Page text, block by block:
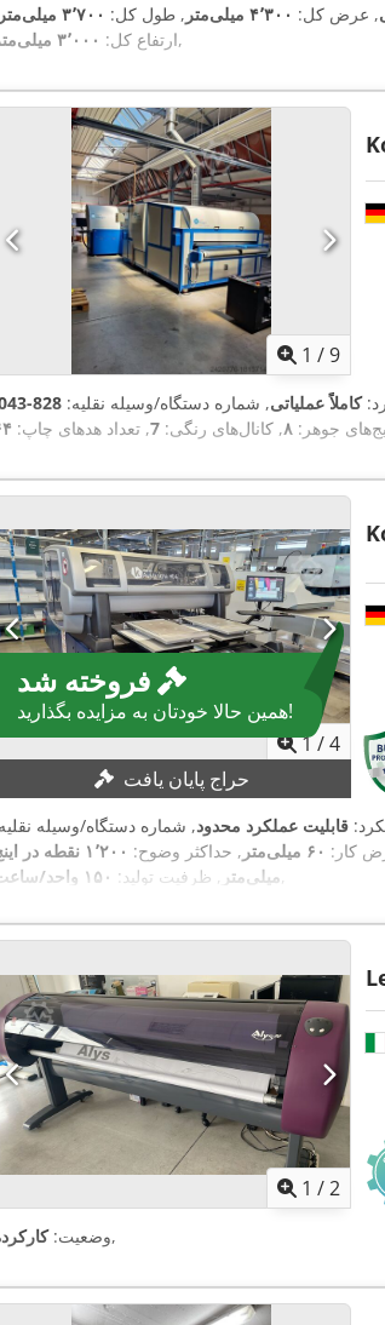
, عرض کل: ۴٬۳۰۰ میلی‌متر , طول کل: ۳٬۷۰۰ میلی‌متر
ارتفاع کل: ۳٬۰۰۰ میلی‌متر ,
1 /9
کاملاً عملیاتی, شماره دستگاه/وسیله نقلیه: 828-043
جوهر: ۸, کانال‌های رنگی: 7, تعداد هدهای چاپ:
همین حالا خودتان به مزایده بگذارید!
1 /4
حراج پایان یافت
قابلیت عملکرد محدود, شماره دستگاه/وسیله
کار: ۶۰ میلی‌متر , حداکثر وضوح:
میلی‌متر , ظرفیت تولید: ۱۵۰ واحد/ساعت ,
1 /2
وضعیت:,